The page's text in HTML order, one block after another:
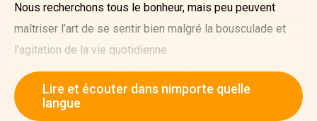
Nous recherchons tous le bonheur, mais peu peuvent
maîtriser l’art de se sentir bien malgré la bousculade et
l’agitation de la vie quotidienne.
Comment y parvenir ? Le Danemark se classe comme l’un
des pays les plus heureux du monde, et peut-être
peuvent–ils avoir la réponse avec hygge.
Lire et écouter dans nimporte quelle
langue